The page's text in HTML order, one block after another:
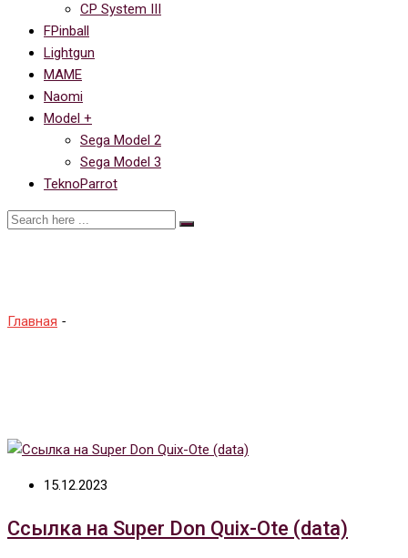
CP System III
FPinball
Lightgun
MAME
Naomi
Model +
Sega Model 2
Sega Model 3
TeknoParrot
Главная -
15.12.2023
Ссылка на Super Don Quix-Ote (data)